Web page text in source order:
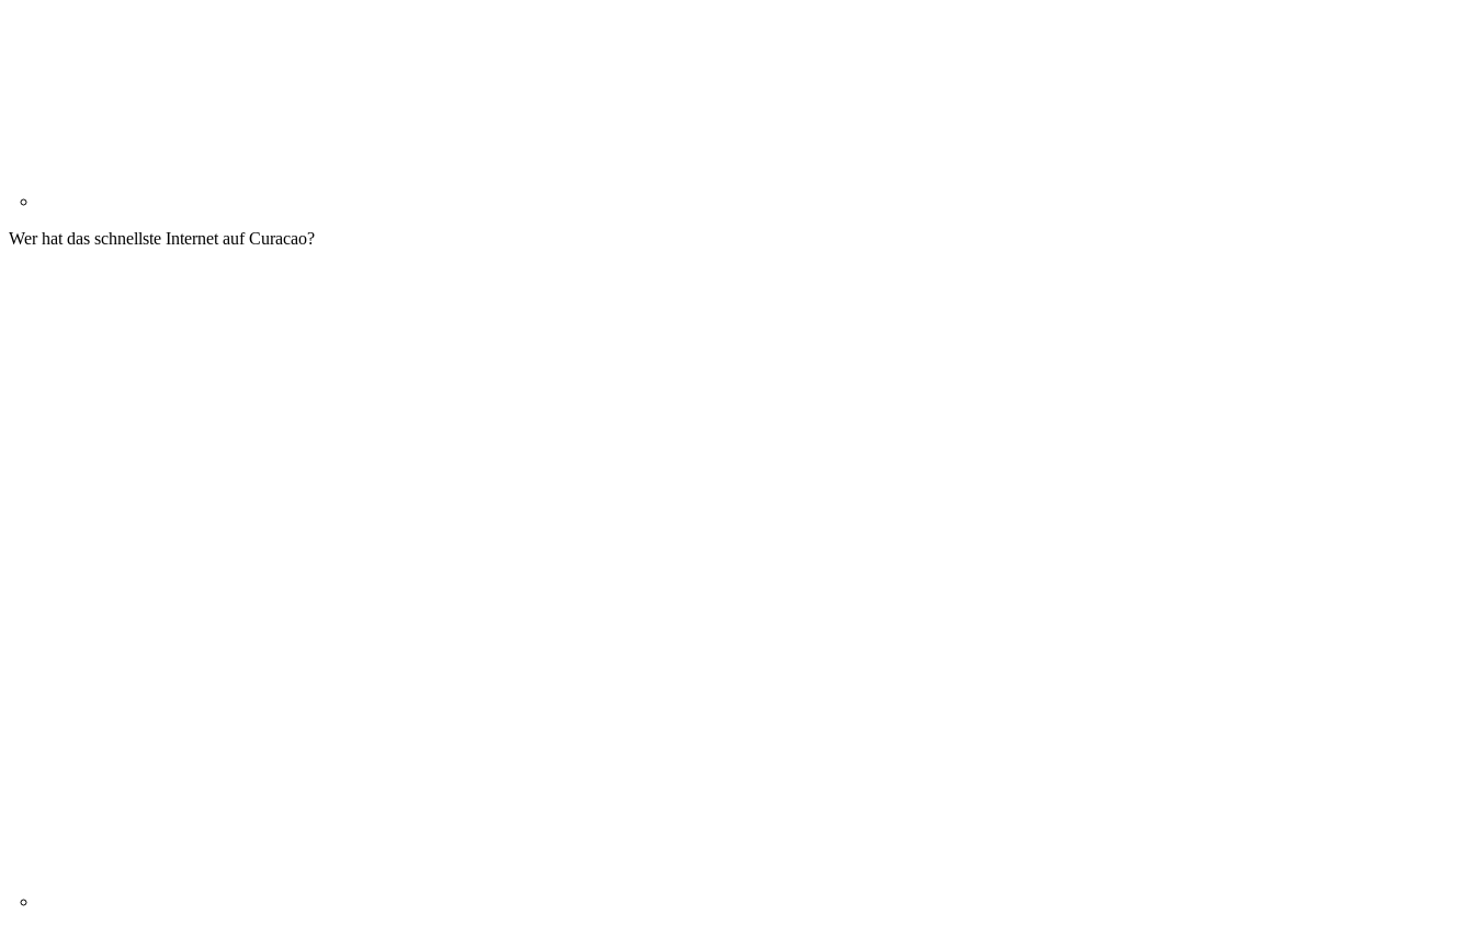
Wer hat das schnellste Internet auf Curacao?